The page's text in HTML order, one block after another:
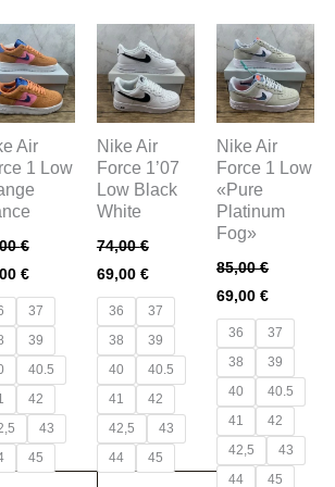
Air
1 Low
€
€
37
39
40.5
42
43
45
Nike Air
Force 1’07
Low Black
White
74,00€
69,00 €
36
37
38
39
40
40.5
41
42
42,5
43
44
45
Este
producto
tiene
múltiples
variantes.
Las
opciones
en
la
página
de
producto
Nike Air
Force 1 Low
«Pure
Platinum
Fog»
85,00€
69,00 €
36
37
38
39
40
40.5
41
42
42,5
43
44
45
Este
producto
tiene
múltiples
variantes.
Las
opciones
se
pueden
elegir
en
la
página
de
producto